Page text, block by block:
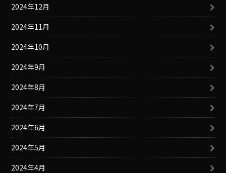
2024年12月
2024年11月
2024年10月
2024年9月
2024年8月
2024年7月
2024年6月
2024年5月
2024年4月